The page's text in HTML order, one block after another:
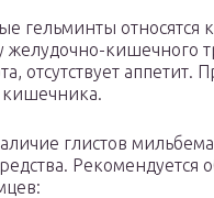
гельминты
желудочно-кишечного
отсутствует
кишечника.
глистов